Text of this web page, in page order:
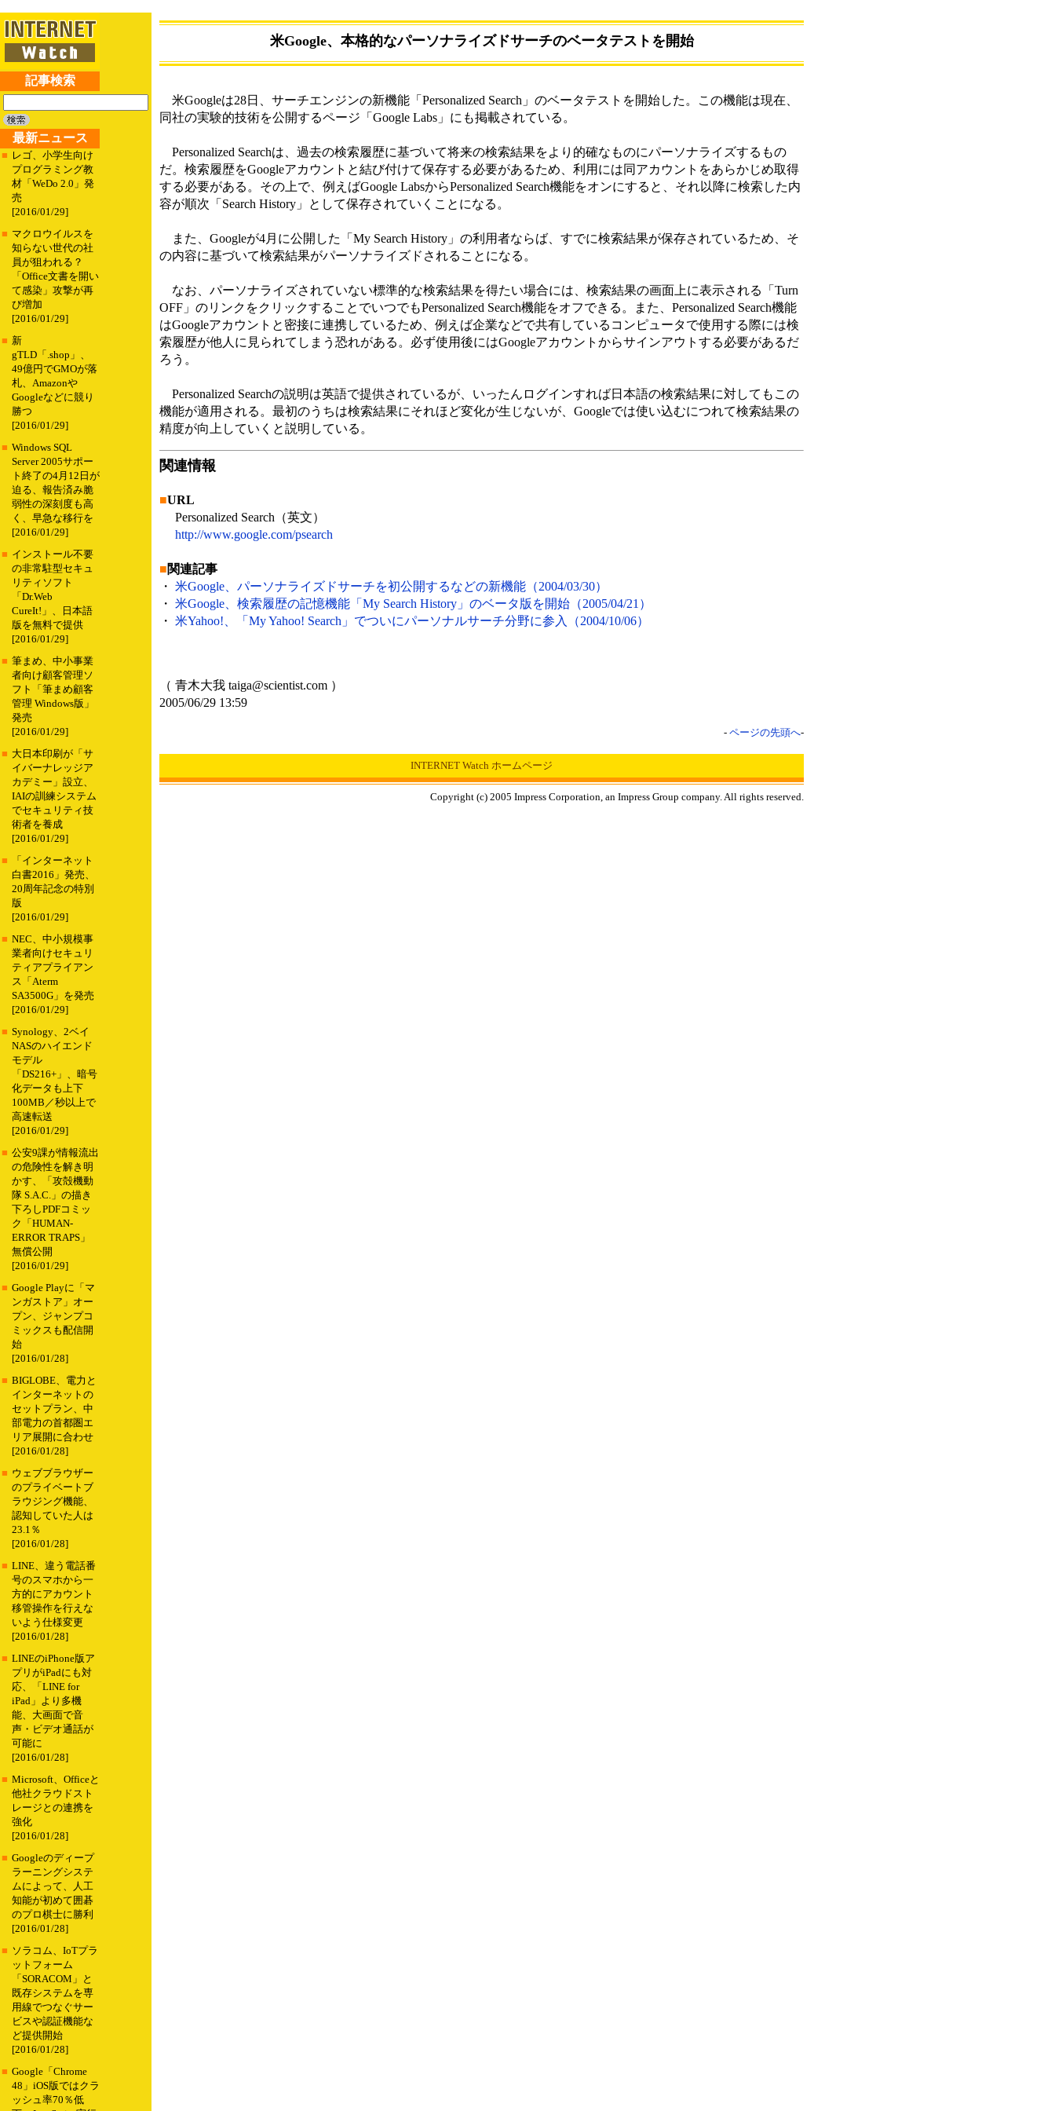
記事検索
最新ニュース
■ レゴ、小学生向け
プログラミング教
材「WeDo 2.0」発
売
[2016/01/29]
■ マクロウイルスを
知らない世代の社
員が狙われる？
「Office文書を開い
て感染」攻撃が再
び増加
[2016/01/29]
■ 新
gTLD「.shop」、
49億円でGMOが落
札、Amazonや
Googleなどに競り
勝つ
[2016/01/29]
■ Windows SQL
Server 2005サポー
ト終了の4月12日が
迫る、報告済み脆
弱性の深刻度も高
く、早急な移行を
[2016/01/29]
■ インストール不要
の非常駐型セキュ
リティソフト
「Dr.Web
CureIt!」、日本語
版を無料で提供
[2016/01/29]
■ 筆まめ、中小事業
者向け顧客管理ソ
フト「筆まめ顧客
管理 Windows版」
発売
[2016/01/29]
■ 大日本印刷が「サ
イバーナレッジア
カデミー」設立、
IAIの訓練システム
でセキュリティ技
術者を養成
[2016/01/29]
■
「インターネット
白書2016」発売、
20周年記念の特別
版
[2016/01/29]
■ NEC、中小規模事
業者向けセキュリ
ティアプライアン
ス「Aterm
SA3500G」を発売
[2016/01/29]
■ Synology、2ベイ
NASのハイエンド
モデル
「DS216+」、暗号
化データも上下
100MB／秒以上で
高速転送
[2016/01/29]
■ 公安9課が情報流出
の危険性を解き明
かす、「攻殻機動
隊 S.A.C.」の描き
下ろしPDFコミッ
ク「HUMAN-
ERROR TRAPS」
無償公開
[2016/01/29]
■ Google Playに「マ
ンガストア」オー
プン、ジャンプコ
ミックスも配信開
始
[2016/01/28]
■ BIGLOBE、電力と
インターネットの
セットプラン、中
部電力の首都圏エ
リア展開に合わせ
[2016/01/28]
■ ウェブブラウザー
のプライベートブ
ラウジング機能、
認知していた人は
23.1％
[2016/01/28]
■ LINE、違う電話番
号のスマホから一
方的にアカウント
移管操作を行えな
いよう仕様変更
[2016/01/28]
■ LINEのiPhone版ア
プリがiPadにも対
応、「LINE for
iPad」より多機
能、大画面で音
声・ビデオ通話が
可能に
[2016/01/28]
■ Microsoft、Officeと
他社クラウドスト
レージとの連携を
強化
[2016/01/28]
■ Googleのディープ
ラーニングシステ
ムによって、人工
知能が初めて囲碁
のプロ棋士に勝利
[2016/01/28]
■ ソラコム、IoTプラ
ットフォーム
「SORACOM」と
既存システムを専
用線でつなぐサー
ビスや認証機能な
ど提供開始
[2016/01/28]
■ Google「Chrome
48」iOS版ではクラ
ッシュ率70％低
米Google、本格的なパーソナライズドサーチのベータテストを開始
米Googleは28日、サーチエンジンの新機能「Personalized Search」のベータテストを開始した。この機能は現在、
同社の実験的技術を公開するページ「Google Labs」にも掲載されている。
Personalized Searchは、過去の検索履歴に基づいて将来の検索結果をより的確なものにパーソナライズするもの
だ。検索履歴をGoogleアカウントと結び付けて保存する必要があるため、利用には同アカウントをあらかじめ取得
する必要がある。その上で、例えばGoogle LabsからPersonalized Search機能をオンにすると、それ以降に検索した内
容が順次「Search History」として保存されていくことになる。
また、Googleが4月に公開した「My Search History」の利用者ならば、すでに検索結果が保存されているため、そ
の内容に基づいて検索結果がパーソナライズドされることになる。
なお、パーソナライズされていない標準的な検索結果を得たい場合には、検索結果の画面上に表示される「Turn
OFF」のリンクをクリックすることでいつでもPersonalized Search機能をオフできる。また、Personalized Search機能
はGoogleアカウントと密接に連携しているため、例えば企業などで共有しているコンピュータで使用する際には検
索履歴が他人に見られてしまう恐れがある。必ず使用後にはGoogleアカウントからサインアウトする必要があるだ
ろう。
Personalized Searchの説明は英語で提供されているが、いったんログインすれば日本語の検索結果に対してもこの
機能が適用される。最初のうちは検索結果にそれほど変化が生じないが、Googleでは使い込むにつれて検索結果の
精度が向上していくと説明している。
関連情報
■URL
Personalized Search（英文）
http://www.google.com/psearch
■関連記事
・ 米Google、パーソナライズドサーチを初公開するなどの新機能（2004/03/30）
・ 米Google、検索履歴の記憶機能「My Search History」のベータ版を開始（2005/04/21）
・ 米Yahoo!、「My Yahoo! Search」でついにパーソナルサーチ分野に参入（2004/10/06）
（ 青木大我 taiga@scientist.com ）
2005/06/29 13:59
- ページの先頭へ-
INTERNET Watch ホームページ
Copyright (c) 2005 Impress Corporation, an Impress Group company. All rights reserved.